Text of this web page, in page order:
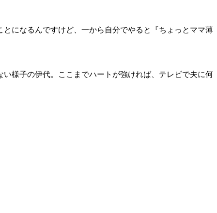
になるんですけど、一から自分でやると『ちょっとママ薄
様子の伊代。ここまでハートが強ければ、テレビで夫に何